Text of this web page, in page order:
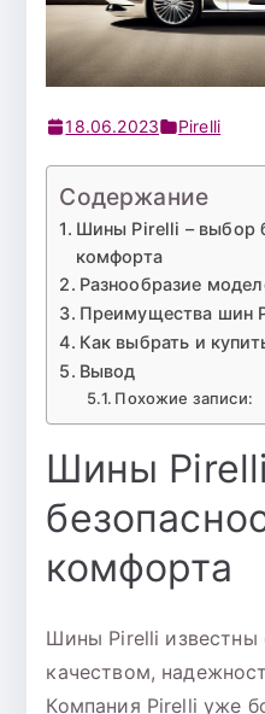
18.06.2023 Pirelli
Содержание
Шины Pirelli – выбор
комфорта
Разнообразие
Преимущества шин
Как выбрать и
Вывод
Похожие записи:
Шины
комфорта
Шины Pirelli
качеством,
Компания Pirelli уже